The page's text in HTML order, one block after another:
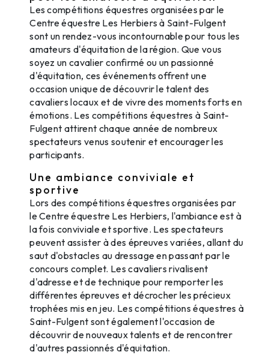
Les compétitions équestres organisées par le
Centre équestre Les Herbiers à Saint-Fulgent
sont un rendez-vous incontournable pour tous les
amateurs d'équitation de la région. Que vous
soyez un cavalier confirmé ou un passionné
d'équitation, ces événements offrent une
occasion unique de découvrir le talent des
cavaliers locaux et de vivre des moments forts en
émotions. Les compétitions équestres à Saint-
Fulgent attirent chaque année de nombreux
spectateurs venus soutenir et encourager les
participants.
Une ambiance conviviale et
sportive
Lors des compétitions équestres organisées par
le Centre équestre Les Herbiers, l'ambiance est à
la fois conviviale et sportive. Les spectateurs
peuvent assister à des épreuves variées, allant du
saut d'obstacles au dressage en passant par le
concours complet. Les cavaliers rivalisent
d'adresse et de technique pour remporter les
différentes épreuves et décrocher les précieux
trophées mis en jeu. Les compétitions équestres à
Saint-Fulgent sont également l'occasion de
découvrir de nouveaux talents et de rencontrer
d'autres passionnés d'équitation.